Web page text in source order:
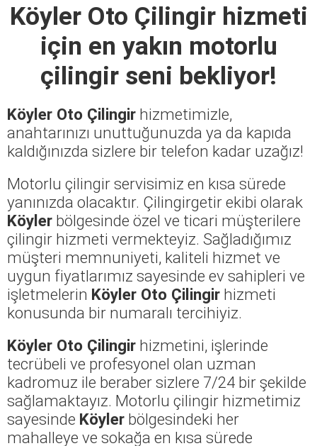
Köyler Oto Çilingirhizmeti
için en yakın motorlu
çilingir seni bekliyor!
Köyler Oto Çilingir hizmetimizle,
anahtarınızı unuttuğunuzda ya da kapıda
kaldığınızda sizlere bir telefon kadar uzağız!
Motorlu çilingir servisimiz en kısa sürede
yanınızda olacaktır. Çilingirgetir ekibi olarak
Köyler bölgesinde özel ve ticari müşterilere
çilingir hizmeti vermekteyiz. Sağladığımız
müşteri memnuniyeti, kaliteli hizmet ve
uygun fiyatlarımız sayesinde ev sahipleri ve
işletmelerin Köyler Oto Çilingir hizmeti
konusunda bir numaralı tercihiyiz.
Köyler Oto Çilingir hizmetini, işlerinde
tecrübeli ve profesyonel olan uzman
kadromuz ile beraber sizlere 7/24 bir şekilde
sağlamaktayız. Motorlu çilingir hizmetimiz
sayesinde Köyler bölgesindeki her
mahalleye ve sokağa en kısa sürede